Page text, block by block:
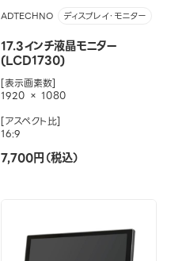
ADTECHNO ディスプレイ・モニター
17.3インチ液晶モニター
(LCD1730)
[表示画素数]
1920 × 1080
[アスペクト比]
16:9
7,700円（税込）